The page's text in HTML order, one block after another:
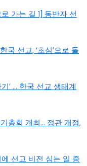
가는 길 1] 동반자 선
국 선교, ‘초심’으로 돌
’ … 한국 선교 생태계
총회 개최... 정관 개정,
에 선교 비전 심는 일 중